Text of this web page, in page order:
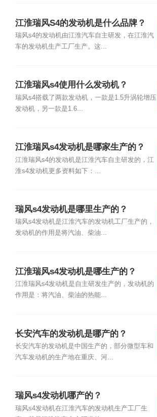
江淮瑞风S4的发动机是什么品牌？
瑞风s4的发动机由江淮汽车自主研发，在江淮汽
车的发动机生产工厂生产。这...
江淮瑞风s4使用什么发动机？
瑞风s4搭载了两款发动机，一款是1.5升涡轮增压
发动机，另一款是1.6...
江淮瑞风s4发动机是哪家生产的？
江淮瑞风s4的发动机是江淮汽车自主研发的，江
淮s4发动机更多资料如下：...
瑞风s4发动机是哪里生产的？
瑞风s4发动机是江淮汽车的发动机工厂生产的，
发动机的作用是将汽油、柴油...
江淮瑞风s4发动机是哪生产的？
江淮瑞风s4发动机是自主研发生产的，发动机的
作用是：将汽油、柴油的热能...
长安汽车的发动机是哪产的？
长安汽车的发动机是中国生产的，部分微型车和
汽车发动机的生产地在重庆、河...
瑞风s4发动机哪产的？
瑞风s4发动机在江淮汽车的发动机生产工厂生